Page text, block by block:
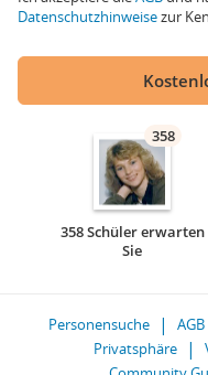
Datenschutzhinweisezur
358
358 Schüler erwarten
Sie
Personensuche AGB
Privatsphäre